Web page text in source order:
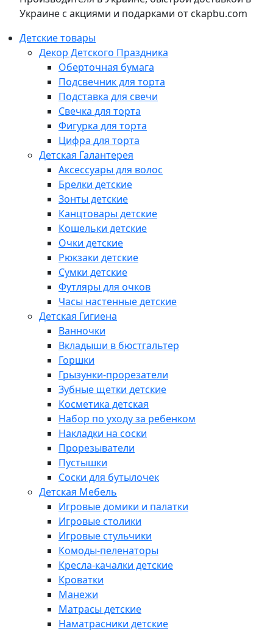
Украине с акциями и подарками от ckapbu.com
Детские товары
Декор Детского Праздника
Оберточная бумага
Подсвечник для торта
Подставка для свечи
Свечка для торта
Фигурка для торта
Цифра для торта
Детская Галантерея
Аксессуары для волос
Брелки детские
Зонты детские
Канцтовары детские
Кошельки детские
Очки детские
Рюкзаки детские
Сумки детские
Футляры для очков
Часы настенные детские
Детская Гигиена
Ванночки
Вкладыши в бюстгальтер
Горшки
Грызунки-прорезатели
Зубные щетки детские
Косметика детская
Набор по уходу за ребенком
Накладки на соски
Прорезыватели
Пустышки
Соски для бутылочек
Детская Мебель
Игровые домики и палатки
Игровые столики
Игровые стульчики
Комоды-пеленаторы
Кресла-качалки детские
Кроватки
Манежи
Матрасы детские
Наматрасники детские